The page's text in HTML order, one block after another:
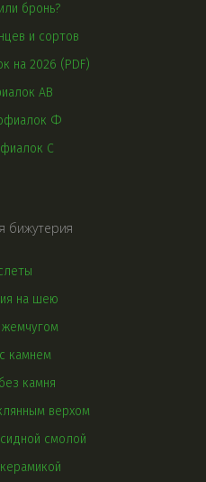
бронь?
и сортов
на 2026 (PDF)
АВ
Ф
С
бижутерия
на шею
жемчугом
камнем
камня
верхом
смолой